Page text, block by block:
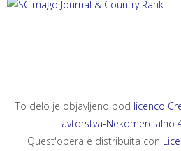
ANNALES, SERIES HISTORIA
To delo je objavljeno pod licenco
avtorstva-Nekomercialno
Quest'opera è distribuita con